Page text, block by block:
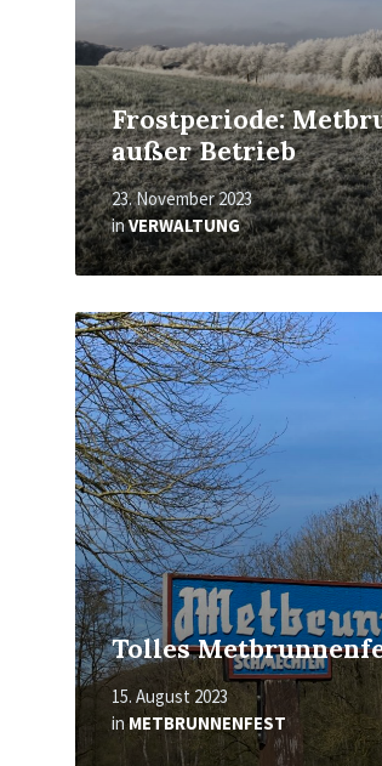
Frostperiode:
außer Betrieb
23. November 2023
inVERWALTUNG
Tolles
15. August 2023
inMETBRUNNENFEST
Mehr
erfahren